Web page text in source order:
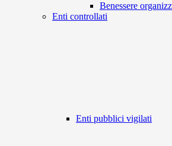
Benessere
Enti controllati
Enti pubblici vigilati